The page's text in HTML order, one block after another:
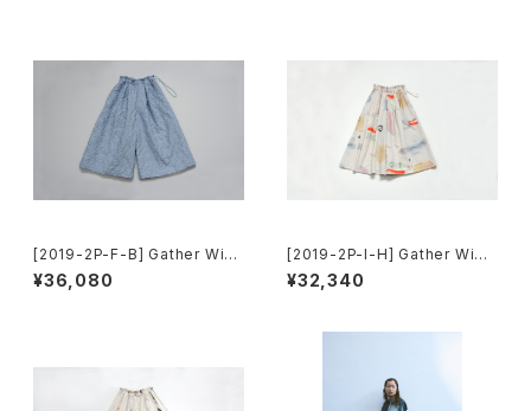
[2019-2P-F-B] Gather Wid
e Pants
¥36,080
[2019-2P-I-H] Gather Wide
Pants
¥32,340